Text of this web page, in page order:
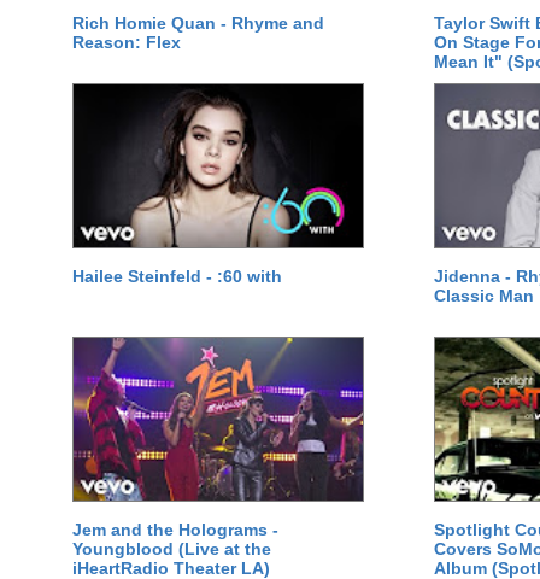
Rich Homie Quan - Rhyme and
Reason: Flex
Taylor Swift
On Stage
Mean It"
Hailee Steinfeld - :60 with
Jidenna -
Classic Man
Jem and the Holograms -
Youngblood (Live at the
iHeartRadio Theater LA)
Spotlight
Covers
Album